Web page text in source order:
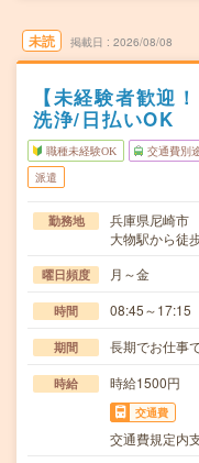
未読 掲載日 2026/08/08
【未経験者歓迎
洗浄/日払いOK
職種未経験OK 交通費別
派遣
勤務地
兵庫県尼崎市
大物駅から徒
曜日頻度 月～金
時間 08:45～17:15
期間 長期でお仕事
時給 時給1500円
交通費
交通費規定内